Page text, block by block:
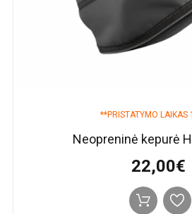
**PRISTATYMO LAIKAS
Neopreninė kepurė
22,00€